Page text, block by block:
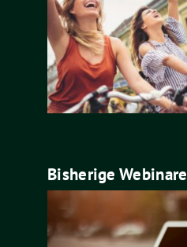
Bisherige Webinare